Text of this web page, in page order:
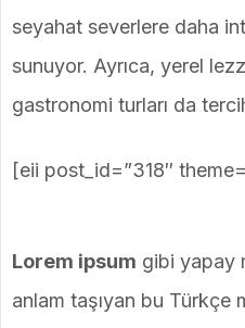
seyahat severlere daha
sunuyor. Ayrıca, yerel
gastronomi turları da
[eii post_id=”318″
Lorem ipsum gibi yapay
anlam taşıyan bu Türkçe